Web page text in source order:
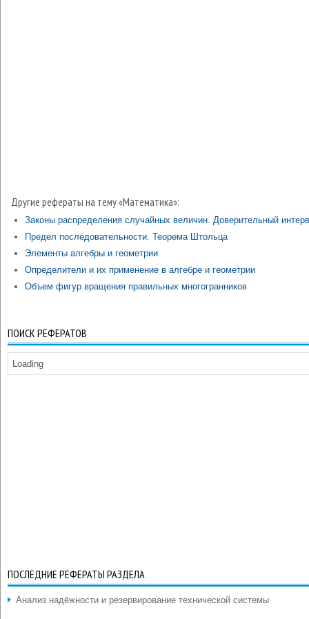
Другие рефераты на тему «Математика»:
Законы распределения случайных величин. Доверительный
Предел последовательности. Теорема Штольца
Элементы алгебры и геометрии
Определители и их применение в алгебре и геометрии
Объем фигур вращения правильных многогранников
ПОИСК РЕФЕРАТОВ
Loading
ПОСЛЕДНИЕ РЕФЕРАТЫ РАЗДЕЛА
Анализ надёжности и резервирование технической системы